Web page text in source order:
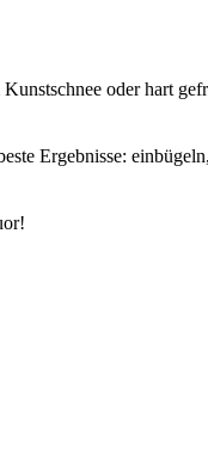
oder hart
Ergebnisse: einbügeln,